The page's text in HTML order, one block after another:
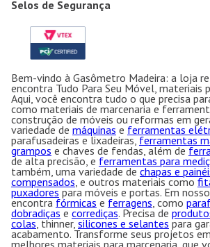
Selos de Segurança
Bem-vindo à Gasômetro Madeira: a loja
encontra Tudo Para Seu Móvel, materiais
Aqui, você encontra tudo o que precisa
como materiais de marcenaria e
construção de móveis ou reformas em
variedade de máquinas e ferramentas
parafusadeiras e lixadeiras, ferramentas
grampos e chaves de fendas, além de
de alta precisão, e ferramentas para
também, uma variedade de chapas e
compensados, e outros materiais como
puxadores para móveis e portas. Em
encontra fórmicas e ferragens, como
dobradiças e corrediças. Precisa de
colas, thinner, silicones e selantes para
acabamento. Transforme seus projetos